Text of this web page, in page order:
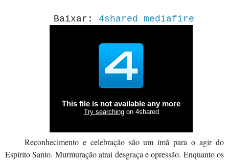
Baixar: 4shared mediafire
Reconhecimento e celebração são um ímã para o agir do
Espírito Santo. Murmuração atrai desgraça e opressão. Enquanto os